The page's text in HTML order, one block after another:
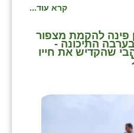
קרא עוד...
פינה להקמת מצפור
התיכונה -
שהקדיש את חייו